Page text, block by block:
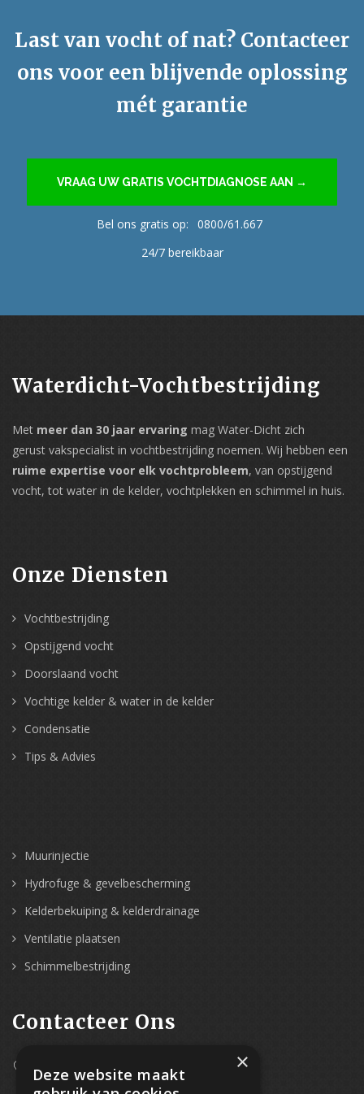
Last van vocht of nat? Contacteer
ons voor een blijvende oplossing
mét garantie
VRAAG UW GRATIS VOCHTDIAGNOSE AAN →
Bel ons gratis op:
0800/61.667
24/7 bereikbaar
Waterdicht-Vochtbestrijding
Met meer dan 30 jaar ervaring mag Water-Dicht zich
gerust vakspecialist in vochtbestrijding noemen. Wij hebben een
ruime expertise voor elk vochtprobleem, van opstijgend
vocht, tot water in de kelder, vochtplekken en schimmel in huis.
Onze Diensten
Vochtbestrijding
Opstijgend vocht
Doorslaand vocht
Vochtige kelder & water in de kelder
Condensatie
Tips & Advies
Muurinjectie
Hydrofuge & gevelbescherming
Kelderbekuiping & kelderdrainage
Ventilatie plaatsen
Schimmelbestrijding
Contacteer Ons
Westpoort 37B,
2070 Zwijndrecht
×
Deze website maakt